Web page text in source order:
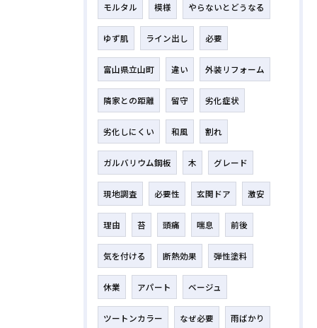
モルタル 模様 やらないとどうなる
ゆず肌 ライン出し 必要
富山県立山町 違い 外装リフォーム
隣家との距離 留守 劣化症状
劣化しにくい 和風 割れ
ガルバリウム鋼板 木 グレード
現地調査 必要性 玄関ドア 激安
理由 苔 頭痛 喘息 前後
気を付ける 断熱効果 弾性塗料
休業 アパート ベージュ
ツートンカラー なぜ必要 雨ばかり